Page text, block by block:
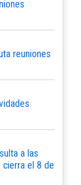
reuniones
a las
el 8 de